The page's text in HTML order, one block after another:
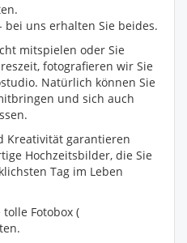
bei uns erhalten Sie beides.
mitspielen oder Sie
fotografieren wir Sie
Natürlich können Sie
und sich auch
Kreativität garantieren
Hochzeitsbilder, die Sie
Tag im Leben
Fotobox (